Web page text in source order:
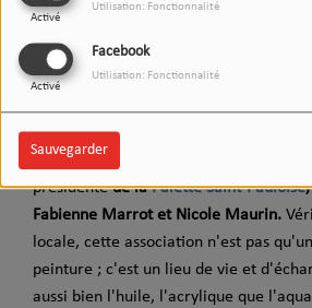
Activé
Utilisation: Fonctionnalité
Facebook
Activé
Utilisation: Fonctionnalité
Sauvegarder
24 FÉVRIER 2026
Écouter le podcast
L’invité(e) du 12-13 recevait
présidentede laPalette Saint-Pauloise,
Fabienne Marrot et Nicole Maurin.
locale, cette association n'est pas
peinture ; c'est un lieu de vie et
aussi bien l'huile, l'acrylique que